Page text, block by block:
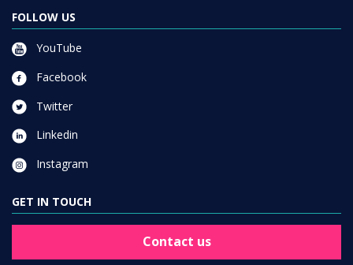
FOLLOW US
YouTube
Facebook
Twitter
Linkedin
Instagram
GET IN TOUCH
Contact us